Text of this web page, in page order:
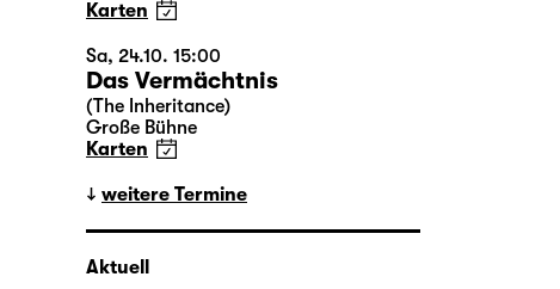
Karten
Sa, 24.10. 15:00
Das Vermächtnis
(The Inheritance)
Große Bühne
Karten
weitere Termine
Aktuell